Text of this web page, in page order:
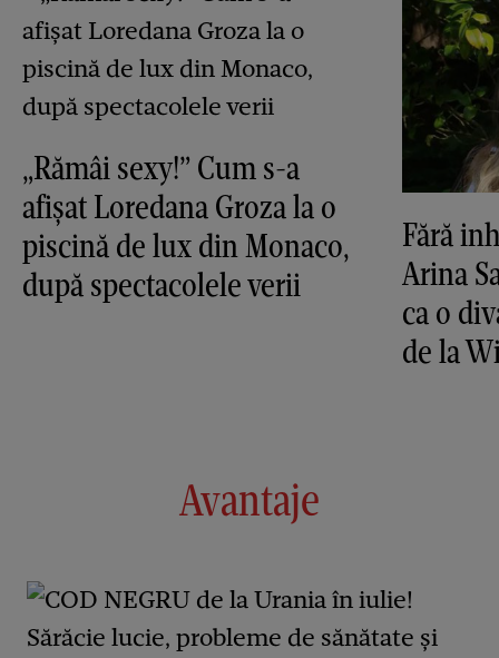
„Rămâi sexy!” Cum s-a
afișat Loredana Groza la o
piscină de lux din Monaco,
după spectacolele verii
Fără
Arina
ca o
de la
Avantaje